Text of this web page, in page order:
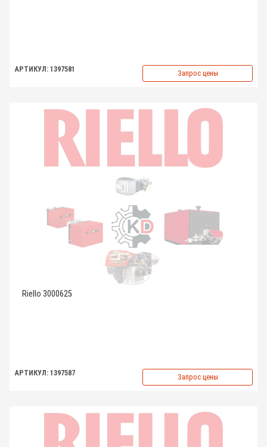
АРТИКУЛ: 1397581 Запрос цены
Riello 3000625
АРТИКУЛ: 1397587 Запрос цены